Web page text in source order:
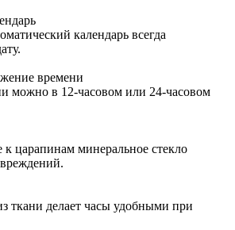
календарь всегда
времени
можно в 12-часовом или 24-часовом
царапинам минеральное стекло
ткани делает часы удобными при